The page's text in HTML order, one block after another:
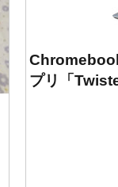
プリ「